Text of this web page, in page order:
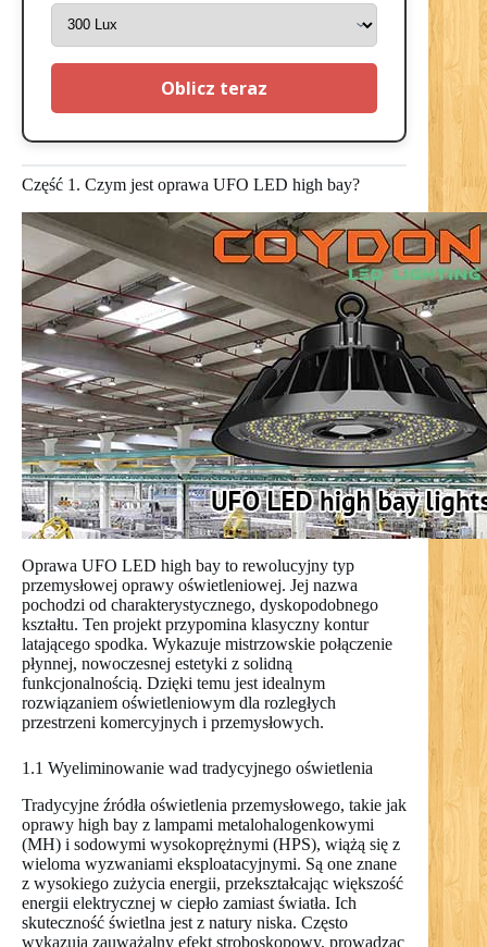
Oblicz teraz
Część 1. Czym jest oprawa UFO LED high bay?
Oprawa UFO LED high bay to rewolucyjny typ
przemysłowej oprawy oświetleniowej. Jej nazwa
pochodzi od charakterystycznego, dyskopodobnego
kształtu. Ten projekt przypomina klasyczny kontur
latającego spodka. Wykazuje mistrzowskie połączenie
płynnej, nowoczesnej estetyki z solidną
funkcjonalnością. Dzięki temu jest idealnym
rozwiązaniem oświetleniowym dla rozległych
przestrzeni komercyjnych i przemysłowych.
1.1 Wyeliminowanie wad tradycyjnego oświetlenia
Tradycyjne źródła oświetlenia przemysłowego, takie jak
oprawy high bay z lampami metalohalogenkowymi
(MH) i sodowymi wysokoprężnymi (HPS), wiążą się z
wieloma wyzwaniami eksploatacyjnymi. Są one znane
z wysokiego zużycia energii, przekształcając większość
energii elektrycznej w ciepło zamiast światła. Ich
skuteczność świetlna jest z natury niska. Często
wykazują zauważalny efekt stroboskopowy, prowadząc